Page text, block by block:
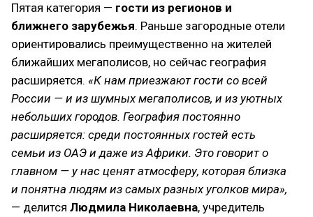
Пятая категория — гости из регионов и
ближнего зарубежья. Раньше загородные отели
ориентировались преимущественно на жителей
ближайших мегаполисов, но сейчас география
расширяется. «К нам приезжают гости со всей
России — и из шумных мегаполисов, и из уютных
небольших городов. География постоянно
расширяется: среди постоянных гостей есть
семьи из ОАЭ и даже из Африки. Это говорит о
главном — у нас ценят атмосферу, которая близка
и понятна людям из самых разных уголков мира»,
— делится Людмила Николаевна, учредитель